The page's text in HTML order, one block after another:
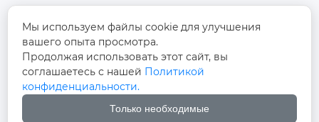

Промышленный парк, город Наньцзяо,
район Чжоуцунь, город Цзыбо, провинция
Шаньдун
winston-xu@hengdingfan.com
+86-13806434669
Мы используем файлы cookie для улучшения
вашего опыта просмотра.
Продолжая использовать этот сайт, вы
соглашаетесь с нашей Политикой
конфиденциальности.
Только необходимые